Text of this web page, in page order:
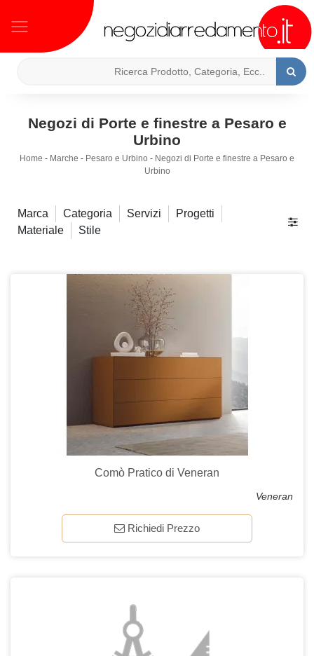
Negozi di Porte e finestre a Pesaro e
Urbino
Home - Marche - Pesaro e Urbino - Negozi di Porte e finestre a Pesaro e
Urbino
Marca Categoria Servizi
Progetti
Materiale
Stile
Comò Pratico di Veneran
Veneran
Richiedi Prezzo